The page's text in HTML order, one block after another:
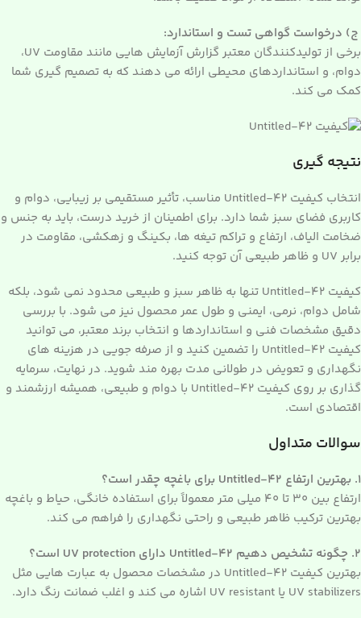
ج) درخواست گواهی تست و استاندارد:
برخی از تولیدکنندگان معتبر گزارش آزمایش هایی مانند مقاومت UV،
دوام، و استانداردهای محیطی ارائه می دهند که به تصمیم گیری شما
کمک می کند.
نتیجه گیری
انتخاب کیفیت Untitled-42 مناسب، تأثیر مستقیمی بر زیبایی، دوام و
کاربری فضای سبز شما دارد. برای اطمینان از خرید درست، باید به جنس و
ضخامت الیاف، ارتفاع و تراکم تیغه ها، بکینگ و زهکشی، مقاومت در
برابر UV و ظاهر طبیعی آن توجه کنید.
کیفیت Untitled-42 تنها به ظاهر سبز و طبیعی محدود نمی شود، بلکه
شامل دوام، نرمی، ایمنی و طول عمر محصول نیز می شود. با بررسی
دقیق مشخصات فنی و استانداردها و انتخاب برند معتبر، می توانید
کیفیت Untitled-42 را تضمین کنید و از صرفه جویی در هزینه های
نگهداری و تعویض در طولانی مدت بهره مند شوید. در نهایت، سرمایه
گذاری بر روی کیفیت Untitled-42 با دوام و طبیعی، همیشه ارزشمند و
اقتصادی است.
سوالات متداول
۱. بهترین ارتفاع Untitled-42 برای باغچه چقدر است؟
ارتفاع بین ۳۰ تا ۴۰ میلی متر معمولاً برای استفاده خانگی، حیاط و باغچه
بهترین ترکیب ظاهر طبیعی و راحتی نگهداری را فراهم می کند.
۲. چگونه تشخیص دهیم Untitled-42 دارای UV protection است؟
بهترین کیفیت Untitled-42 در مشخصات محصول به عبارت هایی مثل
UV stabilizers یا UV resistant اشاره می کند و اغلب ضمانت رنگ دارد.